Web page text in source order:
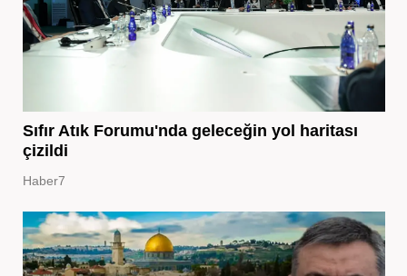
Sıfır Atık Forumu'nda geleceğin yol haritası
çizildi
Haber7